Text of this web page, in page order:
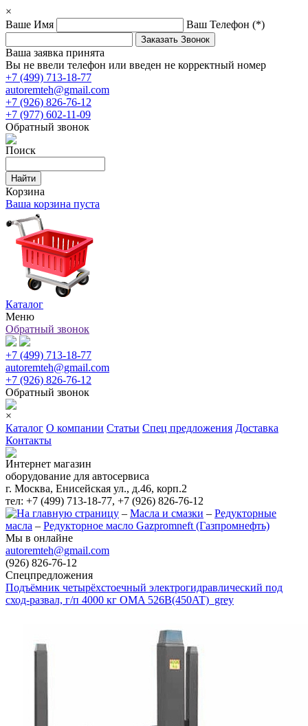
×
Ваше Имя
Ваш Телефон (*)
Ваша заявка принята
Вы не ввели телефон или введен не корректный номер
+7 (499) 713-18-77
autoremteh@gmail.com
+7 (926) 826-76-12
+7 (977) 602-11-09
Обратный звонок
Поиск
Корзина
Ваша корзина пуста
Каталог
Меню
Обратный звонок
+7 (499) 713-18-77
autoremteh@gmail.com
+7 (926) 826-76-12
Обратный звонок
×
Каталог О компании Статьи Спец предложения Доставка
Контакты
Интернет магазин
оборудование для автосервиса
г. Москва, Енисейская ул., д.46, корп.2
тел: +7 (499) 713-18-77, +7 (926) 826-76-12
– Масла и смазки – Редукторные
масла – Редукторное масло Gazpromneft (Газпромнефть)
Мы в онлайне
autoremteh@gmail.com
(926) 826-76-12
Спецпредложения
Подъёмник четырёхстоечный электрогидравлический под
сход-развал, г/п 4000 кг OMA 526B(450AT)_grey